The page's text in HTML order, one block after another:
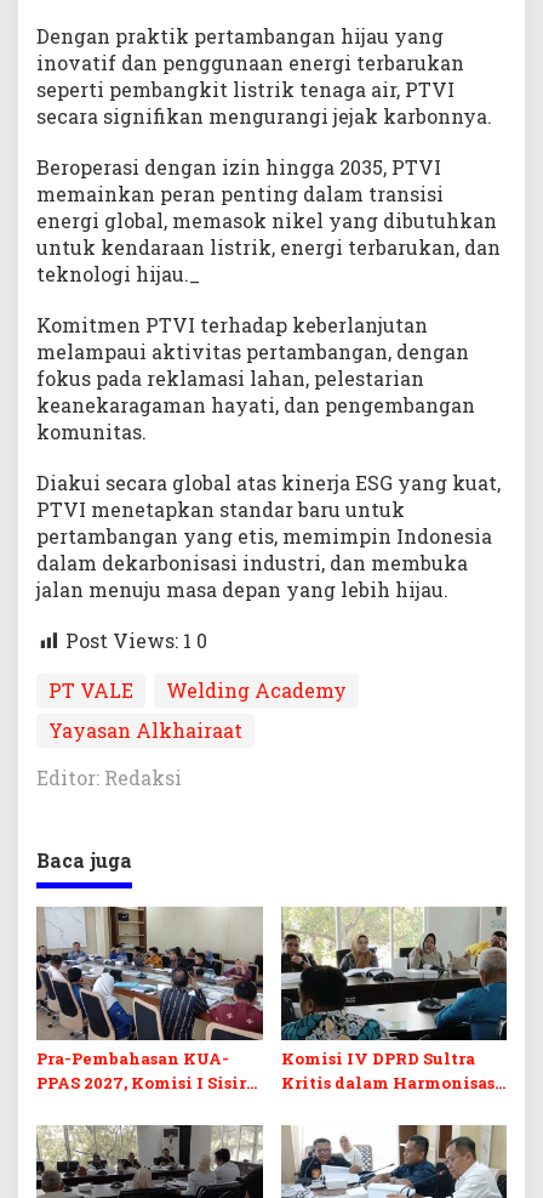
Dengan praktik pertambangan hijau yang
inovatif dan penggunaan energi terbarukan
seperti pembangkit listrik tenaga air, PTVI
secara signifikan mengurangi jejak karbonnya.
Beroperasi dengan izin hingga 2035, PTVI
memainkan peran penting dalam transisi
energi global, memasok nikel yang dibutuhkan
untuk kendaraan listrik, energi terbarukan, dan
teknologi hijau._
Komitmen PTVI terhadap keberlanjutan
melampaui aktivitas pertambangan, dengan
fokus pada reklamasi lahan, pelestarian
keanekaragaman hayati, dan pengembangan
komunitas.
Diakui secara global atas kinerja ESG yang kuat,
PTVI menetapkan standar baru untuk
pertambangan yang etis, memimpin Indonesia
dalam dekarbonisasi industri, dan membuka
jalan menuju masa depan yang lebih hijau.
Post Views: 1 0
PT VALE
Welding Academy
Yayasan Alkhairaat
Editor: Redaksi
Baca juga
Pra-Pembahasan KUA-
PPAS 2027, Komisi I Sisir
Berkelanjutan
Komisi IV DPRD Sultra
Kritis dalam Harmonisasi
Perubahan APBD 2026